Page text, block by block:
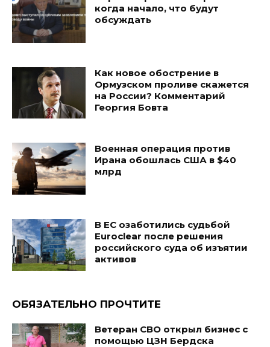
когда начало, что будут
обсуждать
Как новое обострение в
Ормузском проливе скажется
на России? Комментарий
Георгия Бовта
Военная операция против
Ирана обошлась США в $40
млрд
В ЕС озаботились судьбой
Euroclear после решения
российского суда об изъятии
активов
ОБЯЗАТЕЛЬНО ПРОЧТИТЕ
Ветеран СВО открыл бизнес с
помощью ЦЗН Бердска